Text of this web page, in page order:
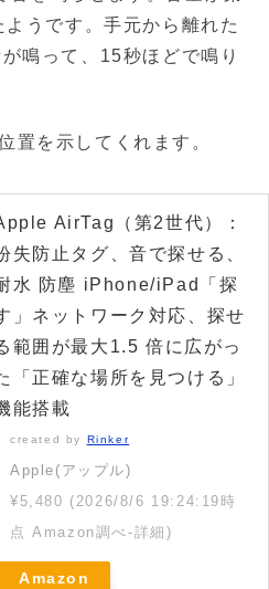
うです。手元から離れた
鳴って、15秒ほどで鳴り
置を示してくれます。
AirTag（第2世代）：
失防止タグ、音で探せる、
水 防塵 iPhone/iPad「探
」ネットワーク対応、探せ
範囲が最大1.5 倍に広がっ
「正確な場所を見つける」
能搭載
created by Rinker
Apple(アップル)
¥5,480 (2026/8/6 19:24:19時
点 Amazon調べ-詳細)
Amazon